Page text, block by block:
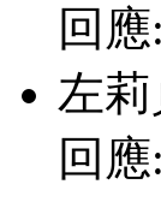
回應:
左
回應: